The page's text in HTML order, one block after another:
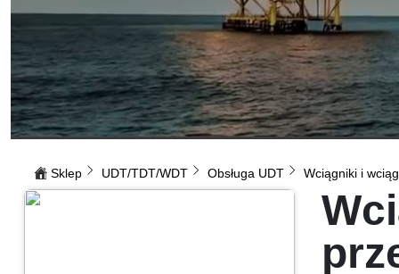
Sklep UDT/TDT/WDT Obsługa UDT Wciągniki i